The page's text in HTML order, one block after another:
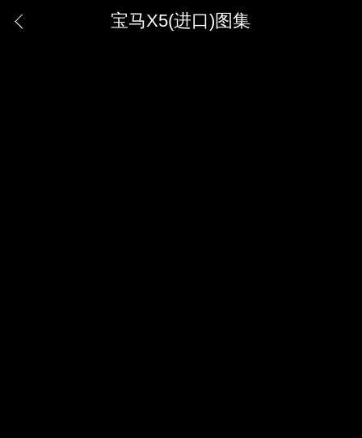
宝马X5(进口)图集